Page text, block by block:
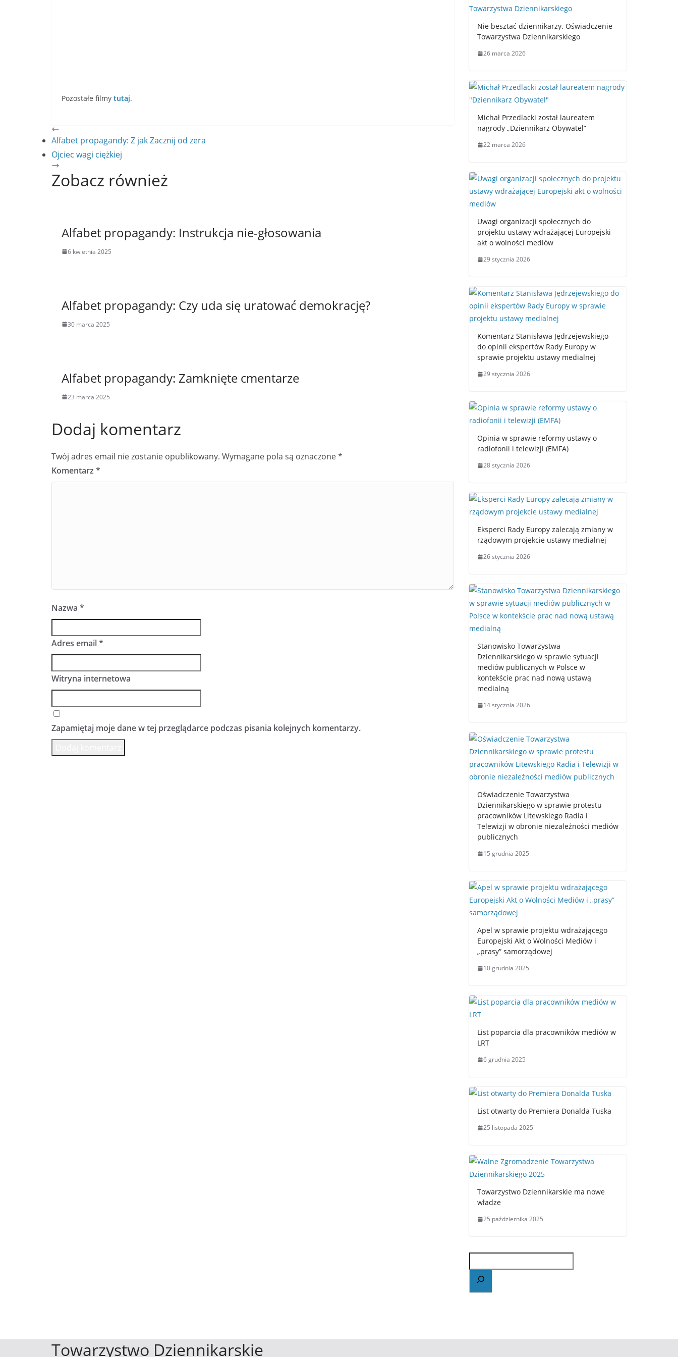
Pozostałe filmy tutaj.
Alfabet propagandy: Z jak Zacznij od zera
Ojciec wagi ciężkiej
Zobacz również
Alfabet propagandy: Instrukcja nie-głosowania
6 kwietnia 2025
Alfabet propagandy: Czy uda się uratować demokrację?
30 marca 2025
Alfabet propagandy: Zamknięte cmentarze
23 marca 2025
Dodaj komentarz
Twój adres email nie zostanie opublikowany. Wymagane pola są oznaczone*
Komentarz *
Nazwa *
Adres email*
Witryna internetowa
Zapamiętaj moje dane w tej przeglądarce podczas pisania kolejnych komentarzy.
Nie besztać dziennikarzy. Oświadczenie
Towarzystwa Dziennikarskiego
26 marca 2026
Michał Przedlacki został laureatem
nagrody „Dziennikarz Obywatel”
22 marca 2026
Uwagi organizacji społecznych do
projektu ustawy wdrażającej Europejski
akt o wolności mediów
29 stycznia 2026
Komentarz Stanisława Jędrzejewskiego
do opinii ekspertów Rady Europy w
sprawie projektu ustawy medialnej
29 stycznia 2026
Opinia w sprawie reformy ustawy o
radiofonii i telewizji (EMFA)
28 stycznia 2026
Eksperci Rady Europy zalecają zmiany w
rządowym projekcie ustawy medialnej
26 stycznia 2026
Stanowisko Towarzystwa
Dziennikarskiego w sprawie sytuacji
mediów publicznych w Polsce w
kontekście prac nad nową ustawą
medialną
14 stycznia 2026
Oświadczenie Towarzystwa
Dziennikarskiego w sprawie protestu
pracowników Litewskiego Radia i
Telewizji w obronie niezależności mediów
publicznych
15 grudnia 2025
Apel w sprawie projektu wdrażającego
Europejski Akt o Wolności Mediów i
„prasy” samorządowej
10 grudnia 2025
List poparcia dla pracowników mediów w
LRT
6 grudnia 2025
List otwarty do Premiera Donalda Tuska
25 listopada 2025
Towarzystwo Dziennikarskie ma nowe
władze
25 października 2025
Towarzystwo Dziennikarskie